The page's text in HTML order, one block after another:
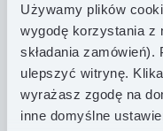
Używamy plików
wygodę korzystania z
składania zamówień).
ulepszyć witrynę.
wyrażasz zgodę na
inne domyślne
odbywa się z
formy płatności:
Karty płatnicze: Visa, Visa
Electronic, Maestro
3) gotówką przy odbiorze
zapłaty odbierając Towar